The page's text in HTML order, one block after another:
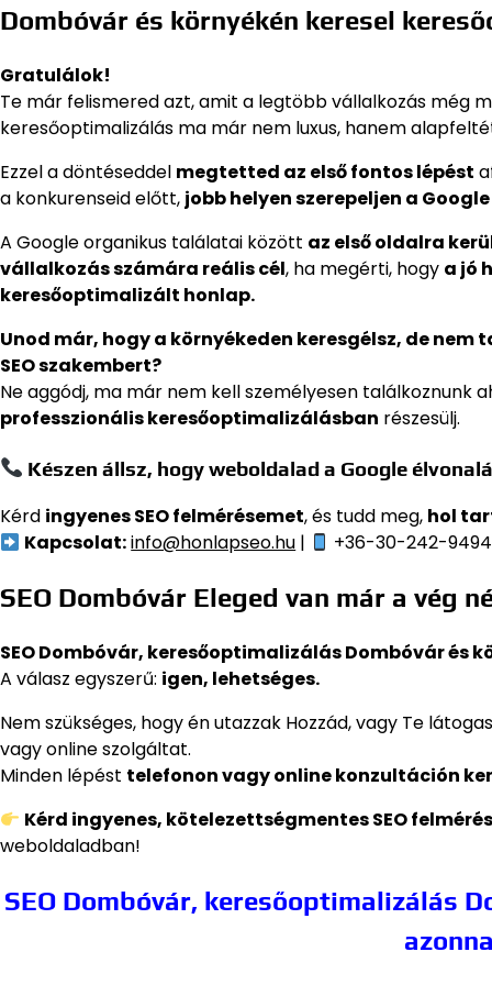
Dombóvár és környékén keresel
Gratulálok!
Te már felismered azt, amit a legtöbb vállalkozás még
keresőoptimalizálás ma már nem luxus, hanem
Ezzel a döntéseddel megtetted az első fontos lépést
a konkurenseid előtt, jobb helyen szerepeljen a
A Google organikus találatai között az első oldalra
vállalkozás számára reális cél, ha megérti, hogy a jó
keresőoptimalizált honlap.
Unod már, hogy a környékeden keresgélsz, de
SEO szakembert?
Ne aggódj, ma már nem kell személyesen találkoznunk
professzionális keresőoptimalizálásban részesülj.
Készen állsz, hogy weboldalad a Google
Kérd ingyenes SEO felmérésemet, és tudd meg, hol
Kapcsolat:info@honlapseo.hu | +36-30-242-9494
SEO Dombóvár Eleged van már a vég
SEO Dombóvár, keresőoptimalizálás Dombóvár és
A válasz egyszerű: igen, lehetséges.
Nem szükséges, hogy én utazzak Hozzád, vagy Te
vagy online szolgáltat.
Minden lépést telefonon vagy online konzultáción
Kérd ingyenes, kötelezettségmentes SEO
weboldaladban!
SEO Dombóvár, keresőoptimalizálás